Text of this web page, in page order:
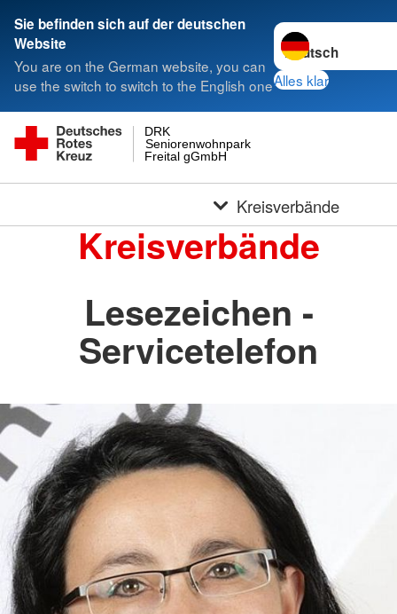
Sie befinden sich auf der deutschen
Website
You are on the German website, you can
use the switch to switch to the English one
Sprache wechseln
Alles klar
Freital gGmbH
Seniorenwohnpark
DRK
Kreisverbände
Kreisverbände
Lesezeichen -
Servicetelefon